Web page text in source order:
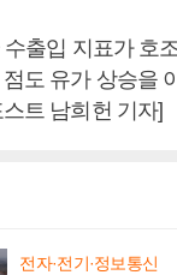
출입 지표가 호
도 유가 상승을
트 남희헌 기자]
전자·전기·정보통신